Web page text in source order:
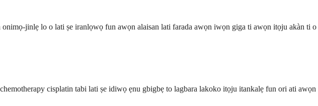
jinlẹ lo o lati ṣe iranlọwọ fun awọn alaisan lati farada awọn iwọn giga ti awọn itọju akàn ti o
cisplatin tabi lati ṣe idiwọ ẹnu gbigbẹ to lagbara lakoko itọju itankalẹ fun ori ati awọn